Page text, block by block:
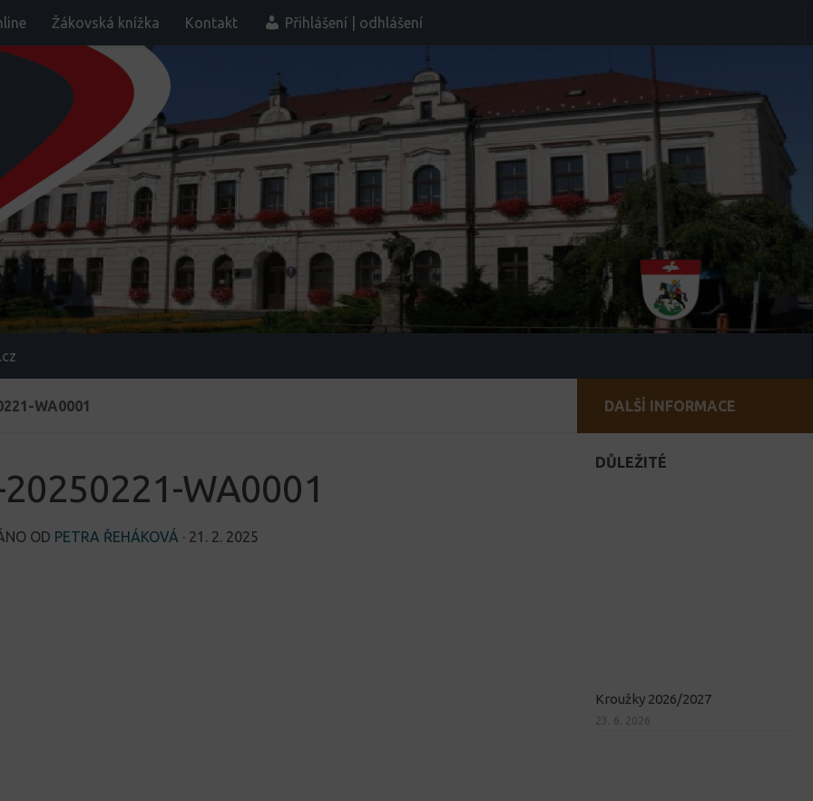
Žákovská knížka Kontakt Přihlášení | odhlášení
WA0001
20250221-WA0001
OD PETRA ŘEHÁKOVÁ · 21. 2. 2025
DALŠÍ INFORMACE
DŮLEŽITÉ
Kroužky 2026/2027
23. 6. 2026